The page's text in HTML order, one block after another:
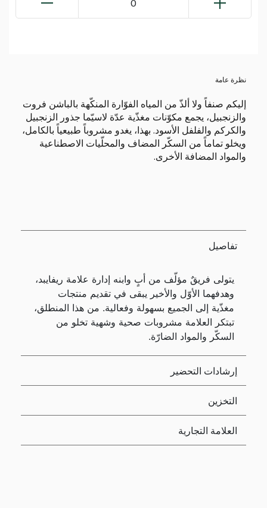
0
نظرة عامة
إليكم صنفاً ولا ألذّ من المياه الفوّارة المنكّهة بالباشن فروت
والزنجبيل، يجمع مكوّنات مغذّية عدّة لاسيّما جذور الزنجبيل
والكركم والفلفل الأسود. بهذا، يغدو مشروباً طبيعياً بالكامل،
ويخلو تماماً من السكّر المضاف والمحلّيات الاصطناعية
والمواد المضافة الأخرى.
تفاصيل
يتولى فريقٌ مؤلّف من أبٍ وابنه إدارة علامة ريفايبد،
وهدفهما الأوّل والأخير يبقى في تقديم منتجات
مغذّية إلى الجميع بسهولة وفعالية. من هذا المنطلق،
تبتكر العلامة مشروبات صحية وشهية تخلو من
السكّر والمواد الضارّة.
إرشادات التحضير
التخزين
العلامة التجارية